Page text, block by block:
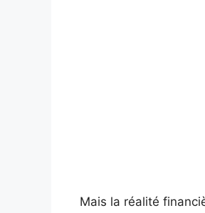
Mais la réalité